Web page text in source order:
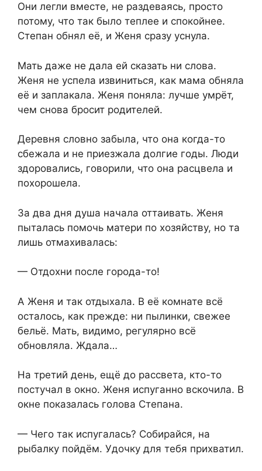
Они легли вместе, не раздеваясь, просто
потому, что так было теплее и спокойнее.
Степан обнял её, и Женя сразу уснула.
Мать даже не дала ей сказать ни слова.
Женя не успела извиниться, как мама обняла
её и заплакала. Женя поняла: лучше умрёт,
чем снова бросит родителей.
Деревня словно забыла, что она когда-то
сбежала и не приезжала долгие годы. Люди
здоровались, говорили, что она расцвела и
похорошела.
За два дня душа начала оттаивать. Женя
пыталась помочь матери по хозяйству, но та
лишь отмахивалась:
— Отдохни после города-то!
А Женя и так отдыхала. В её комнате всё
осталось, как прежде: ни пылинки, свежее
бельё. Мать, видимо, регулярно всё
обновляла. Ждала…
На третий день, ещё до рассвета, кто-то
постучал в окно. Женя испуганно вскочила. В
окне показалась голова Степана.
— Чего так испугалась? Собирайся, на
рыбалку пойдём. Удочку для тебя прихватил.